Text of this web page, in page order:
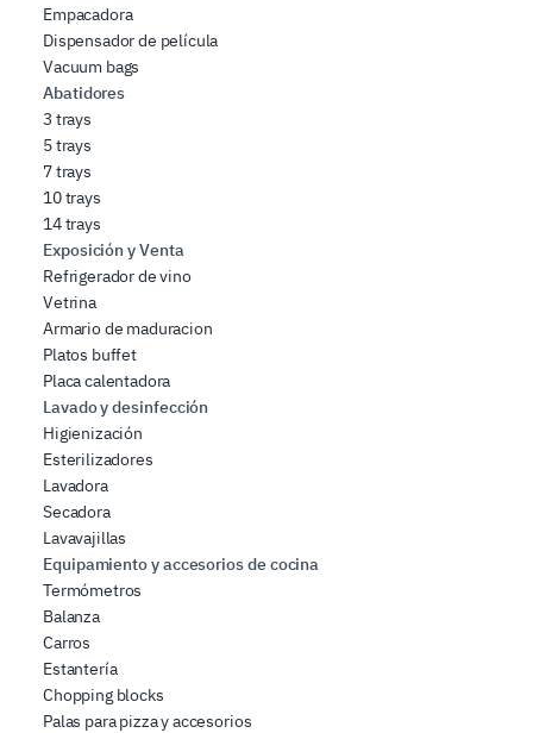
Empacadora
Dispensador de película
Vacuum bags
Abatidores
3 trays
5 trays
7 trays
10 trays
14 trays
Exposición y Venta
Refrigerador de vino
Vetrina
Armario de maduracion
Platos buffet
Placa calentadora
Lavado y desinfección
Higienización
Esterilizadores
Lavadora
Secadora
Lavavajillas
Equipamiento y accesorios de cocina
Termómetros
Balanza
Carros
Estantería
Chopping blocks
Palas para pizza y accesorios